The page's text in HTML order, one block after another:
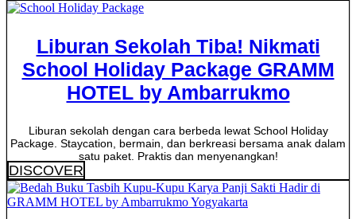
Liburan Sekolah Tiba! Nikmati
School Holiday Package GRAMM
HOTEL by Ambarrukmo
Liburan sekolah dengan cara berbeda lewat School Holiday
Package. Staycation, bermain, dan berkreasi bersama anak dalam
satu paket. Praktis dan menyenangkan!
DISCOVER